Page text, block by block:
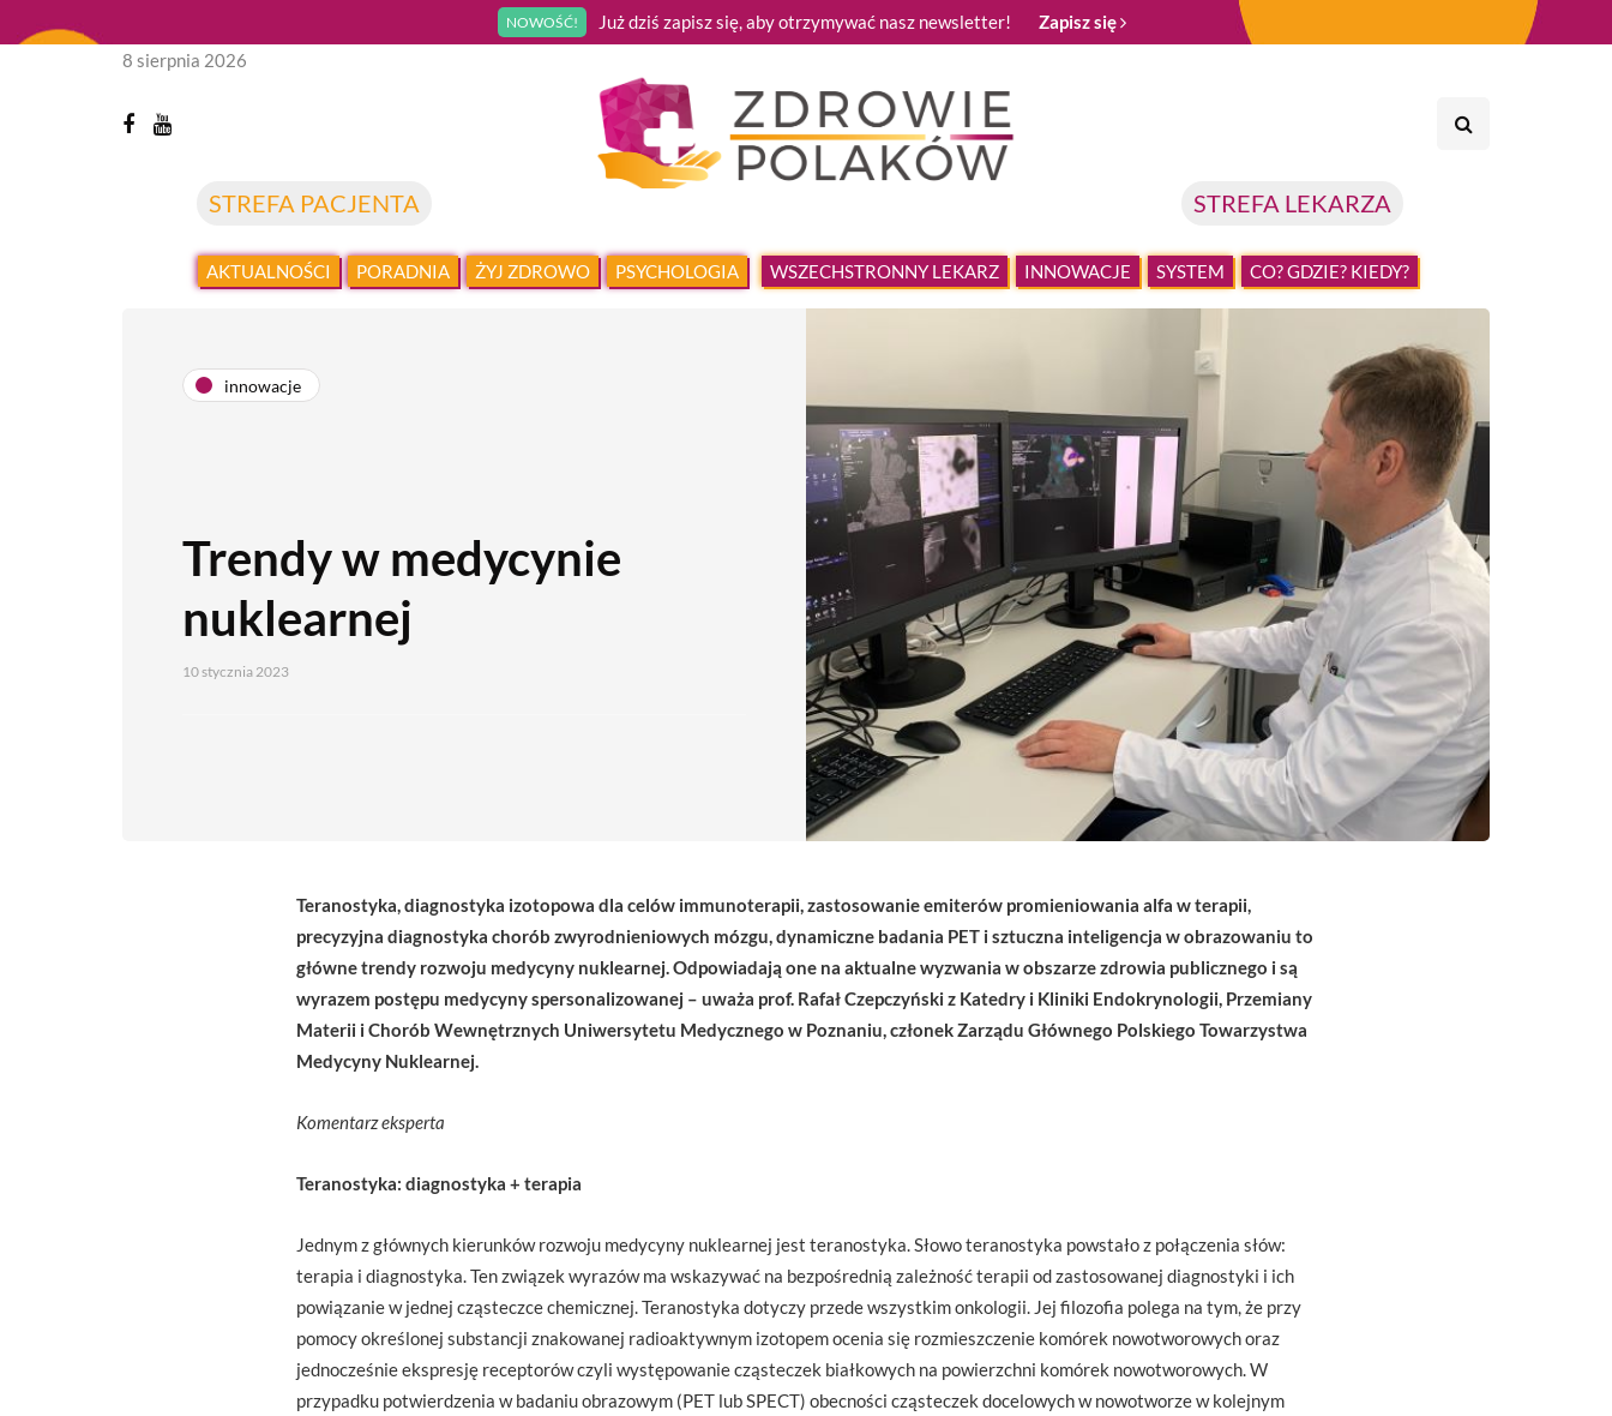
NOWOŚĆ! Już dziś zapisz się, aby otrzymywać nasz newsletter! Zapisz się
STREFA PACJENTA STREFA LEKARZA
8 sierpnia 2026
AKTUALNOŚCI PORADNIA ŻYJ ZDROWO PSYCHOLOGIA WSZECHSTRONNY LEKARZ INNOWACJE SYSTEM CO? GDZIE? KIEDY?
innowacje
Trendy w medycynie
nuklearnej
10 stycznia 2023
Teranostyka, diagnostyka izotopowa dla celów immunoterapii, zastosowanie emiterów promieniowania alfa w terapii,
precyzyjna diagnostyka chorób zwyrodnieniowych mózgu, dynamiczne badania PET i sztuczna inteligencja w obrazowaniu to
główne trendy rozwoju medycyny nuklearnej. Odpowiadają one na aktualne wyzwania w obszarze zdrowia publicznego i są
wyrazem postępu medycyny spersonalizowanej – uważa prof. Rafał Czepczyński z Katedry i Kliniki Endokrynologii, Przemiany
Materii i Chorób Wewnętrznych Uniwersytetu Medycznego w Poznaniu, członek Zarządu Głównego Polskiego Towarzystwa
Medycyny Nuklearnej.
Komentarz eksperta
Teranostyka: diagnostyka + terapia
Jednym z głównych kierunków rozwoju medycyny nuklearnej jest teranostyka. Słowo teranostyka powstało z połączenia słów:
terapia i diagnostyka. Ten związek wyrazów ma wskazywać na bezpośrednią zależność terapii od zastosowanej diagnostyki i ich
powiązanie w jednej cząsteczce chemicznej. Teranostyka dotyczy przede wszystkim onkologii. Jej filozofia polega na tym, że przy
pomocy określonej substancji znakowanej radioaktywnym izotopem ocenia się rozmieszczenie komórek nowotworowych oraz
jednocześnie ekspresję receptorów czyli występowanie cząsteczek białkowych na powierzchni komórek nowotworowych. W
przypadku potwierdzenia w badaniu obrazowym (PET lub SPECT) obecności cząsteczek docelowych w nowotworze w kolejnym